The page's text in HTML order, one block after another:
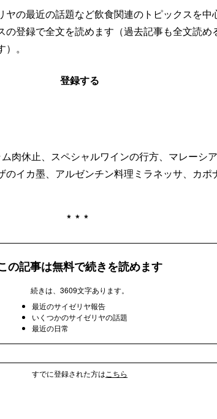
ヤの最近の話題など飲食関連のトピックスを中
の登録で全文を読めます（過去記事も全文読め
。
登録する
肉休止、スペシャルワインの行方、マレーシ
のイカ墨、アルゼンチン料理ミラネッサ、カポ
***
の記事は無料で続きを読めます
続きは、3609文字あります。
最近のサイゼリヤ報告
いくつかのサイゼリヤの話題
最近の日常
すでに登録された方は こちら